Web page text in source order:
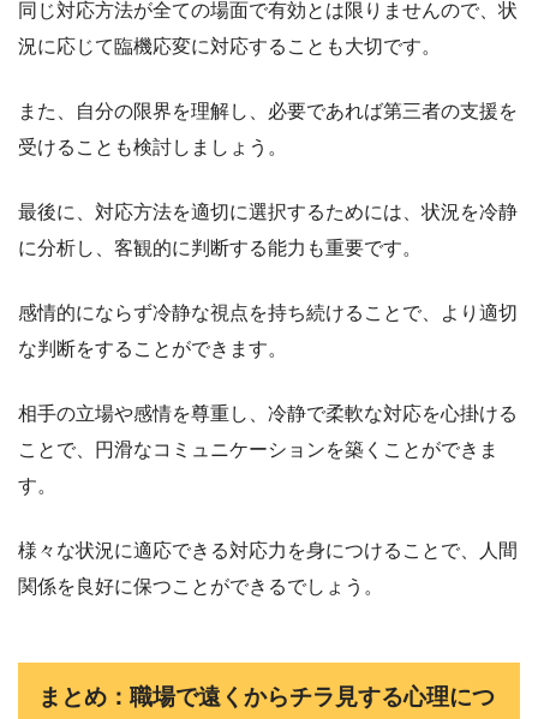
同じ対応方法が全ての場面で有効とは限りませんので、状
況に応じて臨機応変に対応することも大切です。
また、自分の限界を理解し、必要であれば第三者の支援を
受けることも検討しましょう。
最後に、対応方法を適切に選択するためには、状況を冷静
に分析し、客観的に判断する能力も重要です。
感情的にならず冷静な視点を持ち続けることで、より適切
な判断をすることができます。
相手の立場や感情を尊重し、冷静で柔軟な対応を心掛ける
ことで、円滑なコミュニケーションを築くことができま
す。
様々な状況に適応できる対応力を身につけることで、人間
関係を良好に保つことができるでしょう。
まとめ：職場で遠くからチラ見する心理につ